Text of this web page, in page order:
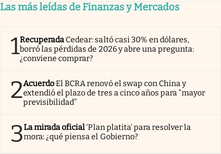
Las más leídas de Finanzas y Mercados
1Recuperada Cedear: saltó casi 30% en dólares,
borró las pérdidas de 2026 y abre una pregunta:
¿conviene comprar?
2AcuerdoEl BCRA renovó el swap con China y
extendió el plazo de tres a cinco años para “mayor
previsibilidad”
3La mirada oficial‘Plan platita’ para resolver la
mora: ¿qué piensa el Gobierno?